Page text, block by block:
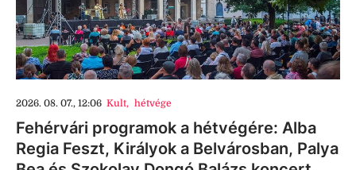
2026. 08. 07., 12:06 Kult, hétvége
Fehérvári programok a hétvégére: Alba
Regia Feszt, Királyok a Belvárosban, Palya